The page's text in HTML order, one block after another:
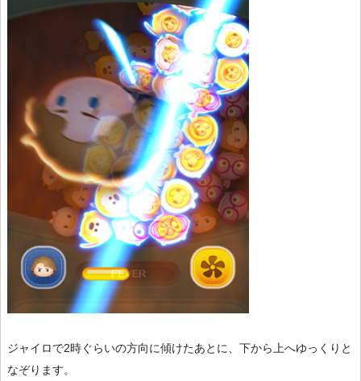
ジャイロで2時ぐらいの方向に傾けたあとに、下から上へゆっくりと
なぞります。